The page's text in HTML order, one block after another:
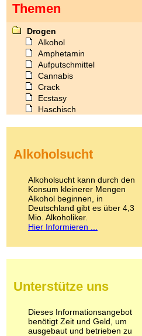
Themen
Drogen
Alkohol
Amphetamin
Aufputschmittel
Cannabis
Crack
Ecstasy
Haschisch
Kokain
LSD
Marihuana
Medikamente
Meskalin
Metamphetamin
Methadon
Pilze
Psychopharmaka
Schlafmittel
Schmerzmittel
Alkoholsucht
Alkoholsucht kann durch den
Konsum kleinerer Mengen
Alkohol beginnen, in
Deutschland gibt es über 4,3
Mio. Alkoholiker.
Hier Informieren ...
Unterstütze uns
Dieses Informationsangebot
benötigt Zeit und Geld, um
ausgebaut und betrieben zu